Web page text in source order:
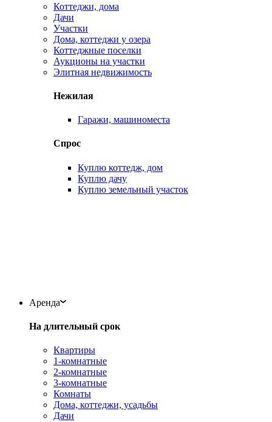
Коттеджи, дома
Дачи
Участки
Дома, коттеджи у озера
Коттеджные поселки
Аукционы на участки
Элитная недвижимость
Нежилая
Гаражи, машиноместа
Спрос
Куплю коттедж, дом
Куплю дачу
Куплю земельный участок
Аренда
На длительный срок
Квартиры
1-комнатные
2-комнатные
3-комнатные
Комнаты
Дома, коттеджи, усадьбы
Дачи